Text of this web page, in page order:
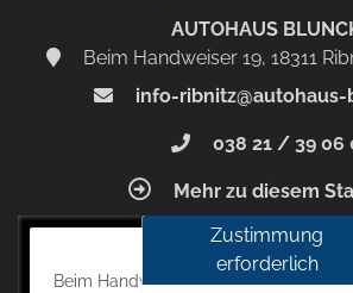
AUTOHAUS
Beim Handweiser 19, 18311
info-
038 21 / 39 06
Mehr zu diesem
Autohaus Blunck
Beim Handweiser 19, 18311 Ribnitz-
Zustimmung
erforderlich